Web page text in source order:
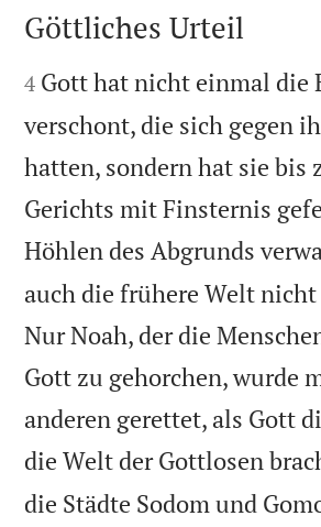

Göttliches Urteil

4 Gott hat nicht einmal die
verschont, die sich gegen
hatten, sondern hat sie bis
Gerichts mit Finsternis
Höhlen des Abgrunds
auch die frühere Welt
Nur Noah, der die
Gott zu gehorchen, wurde
anderen gerettet, als Gott
die Welt der Gottlosen
die Städte Sodom und